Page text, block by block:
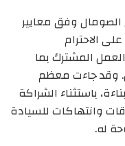
الصومال وفق معايير
الاحترام
المشترك بما
وقد جاءت معظم
باستثناء الشراكة
وانتهاكات للسيادة
له.